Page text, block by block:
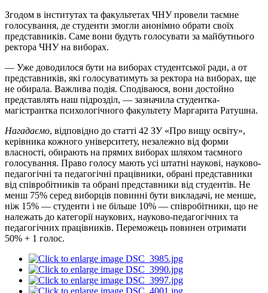
Згодом в інститутах та факультетах ЧНУ провели таємне
голосування, де студенти змогли анонімно обрати своїх
представників. Саме вони будуть голосувати за майбутнього
ректора ЧНУ на виборах.
— Уже доводилося бути на виборах студентської ради, а от
представників, які голосуватимуть за ректора на виборах, ще
не обирала. Важлива подія. Сподіваюся, вони достойно
представлять наш підрозділ, — зазначила студентка-
магістрантка психологічного факультету Маргарита Ратушна.
Нагадаємо, відповідно до статті 42 ЗУ «Про вищу освіту»,
керівника кожного університету, незалежно від форми
власності, обирають на прямих виборах шляхом таємного
голосування. Право голосу мають усі штатні наукові, науково-
педагогічні та педагогічні працівники, обрані представники
від співробітників та обрані представники від студентів. Не
менш 75% серед виборців повинні бути викладачі, не менше,
ніж 15% — студенти і не більше 10% — співробітники, що не
належать до категорії наукових, науково-педагогічних та
педагогічних працівників. Переможець повинен отримати
50% + 1 голос.